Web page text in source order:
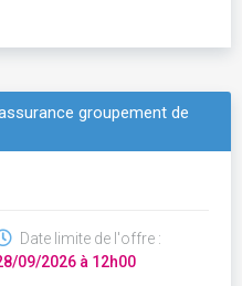
groupement de
Date limite de l'offre :
09/2026 à 12h00